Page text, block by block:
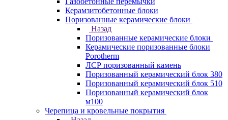
Керамзитобетонные блоки
Поризованные керамические блоки
Назад
Поризованные керамические блоки
Керамические поризованные блоки
Porotherm
ЛСР поризованный камень
Поризованный керамический блок 380
Поризованный керамический блок 510
Поризованный керамический блок
м100
Черепица и кровельные покрытия